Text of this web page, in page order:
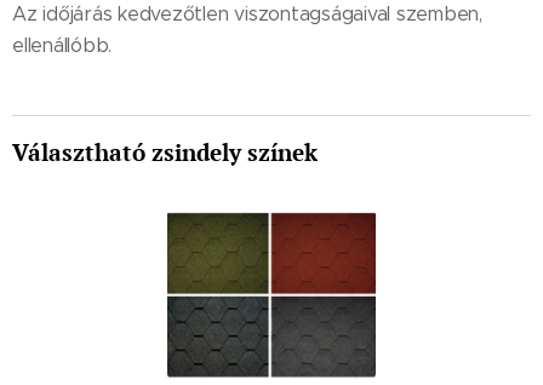
Az időjárás kedvezőtlen viszontagságaival szemben,
ellenállóbb.
Választható zsindely színek